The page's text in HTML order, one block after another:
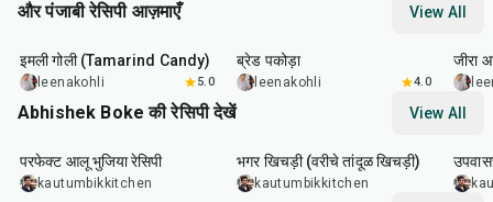
और पंजाबी रेसिपी आज़माएँ View All
1
इमली गोली (Tamarind Candy)
leenakohli 5.0
ब्रेड पकोड़ा
leenakohli 4.0
जीरा
Abhishek Boke की रेसिपी देखें View All
परफेक्ट आलू भुजिया रेसिपी
kautumbikkitchen
भगर खिचड़ी (वरीचे तांदूळ खिचड़ी)
kautumbikkitchen